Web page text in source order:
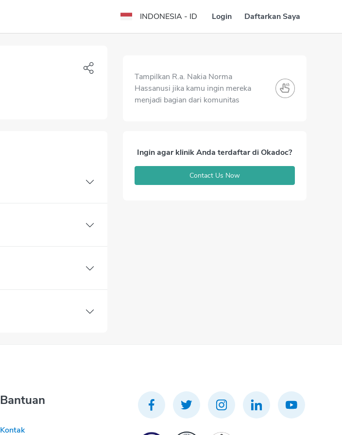
INDONESIA - ID Login Daftarkan Saya
Tampilkan R.a. Nakia Norma
Hassanusi jika kamu ingin mereka
menjadi bagian dari komunitas
Ingin agar klinik Anda terdaftar di Okadoc?
Contact Us Now
Bantuan
Kontak